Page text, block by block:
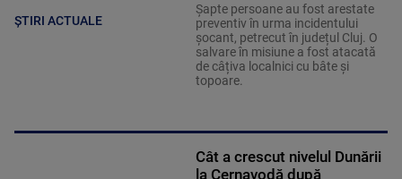
ȘTIRI ACTUALE
Șapte persoane au fost arestate
preventiv în urma incidentului
șocant, petrecut în județul Cluj. O
salvare în misiune a fost atacată
de câțiva localnici cu bâte și
topoare.
Cât a crescut nivelul Dunării
la Cernavodă după